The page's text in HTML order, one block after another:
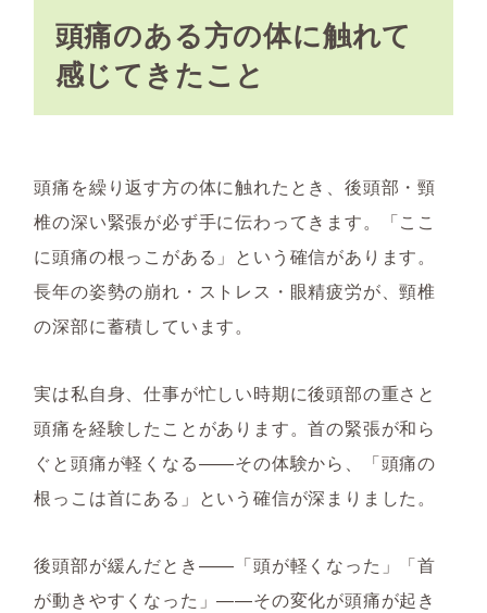
頭痛のある方の体に触れて
感じてきたこと
頭痛を繰り返す方の体に触れたとき、後頭部・頸
椎の深い緊張が必ず手に伝わってきます。「ここ
に頭痛の根っこがある」という確信があります。
長年の姿勢の崩れ・ストレス・眼精疲労が、頸椎
の深部に蓄積しています。
実は私自身、仕事が忙しい時期に後頭部の重さと
頭痛を経験したことがあります。首の緊張が和ら
ぐと頭痛が軽くなる——その体験から、「頭痛の
根っこは首にある」という確信が深まりました。
後頭部が緩んだとき——「頭が軽くなった」「首
が動きやすくなった」——その変化が頭痛が起き